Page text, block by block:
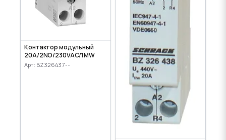
Контактор модульный
20A/2NO/230VAC/1MW
Арт: BZ326437--